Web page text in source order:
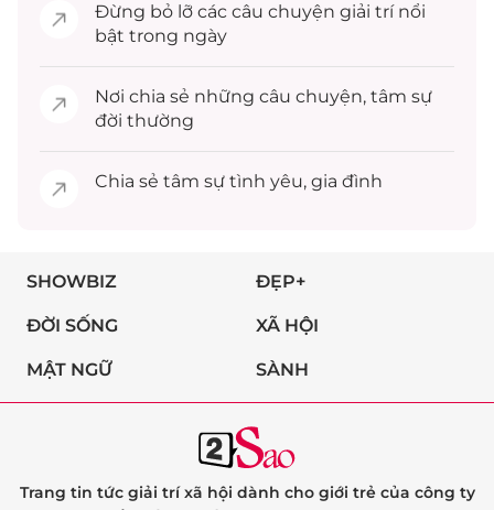
Đừng bỏ lỡ các câu chuyện giải trínổi
bật trong ngày
Nơi chia sẻ những câu chuyện, tâm sự
đời thường
Chia sẻ tâm sự tình yêu, gia đình
SHOWBIZ ĐẸP+
ĐỜI SỐNG XÃ HỘI
MẬT NGỮ SÀNH
Trang tin tức giải trí xã hội dành cho giới trẻ của công ty